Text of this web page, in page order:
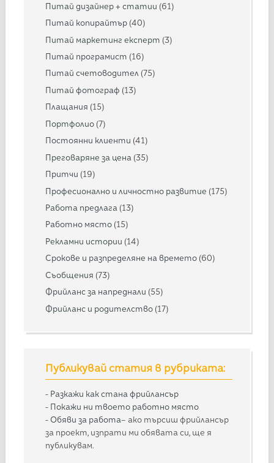
Питай дизайнер + статии (61)
Питай копирайтър (40)
Питай маркетинг експерт (3)
Питай програмист (16)
Питай счетоводител (75)
Питай фотограф (13)
Плащания (15)
Портфолио (7)
Постоянни клиенти (41)
Преговаряне за цена (35)
Притчи (19)
Професионално и личностно развитие (175)
Работа предлага (13)
Работно място (15)
Рекламни истории (14)
Срокове и разпределяне на времето (60)
Съобщения (73)
Фрийланс за напреднали (55)
Фрийланс и родителство (17)
Публикувай статия в рубриката:
- Разкажи как стана фрийлансър
- Покажи ни твоето работно място
- Обяви за работа– ако търсиш фрийлансър
за проект, изпрати ми обявата си, ще я
публикувам.